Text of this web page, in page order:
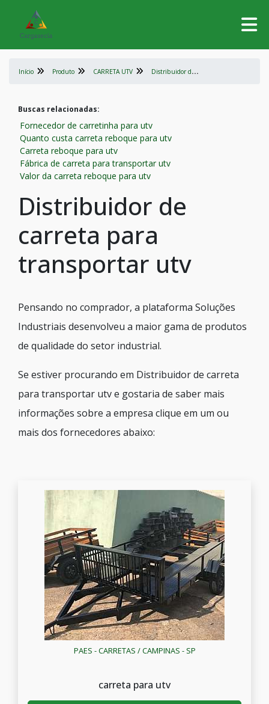
Início Produto CARRETA UTV D
istribuidor de carreta para transportar utv
Buscas relacionadas:
Fornecedor de carretinha para utv
Quanto custa carreta reboque para utv
Carreta reboque para utv
Fábrica de carreta para transportar utv
Valor da carreta reboque para utv
Distribuidor de
carreta para
transportar utv
Pensando no comprador, a plataforma Soluções
Industriais desenvolveu a maior gama de produtos
de qualidade do setor industrial.
Se estiver procurando em Distribuidor de carreta
para transportar utv e gostaria de saber mais
informações sobre a empresa clique em um ou
mais dos fornecedores abaixo:
PAES - CARRETAS / CAMPINAS - SP
carreta para utv